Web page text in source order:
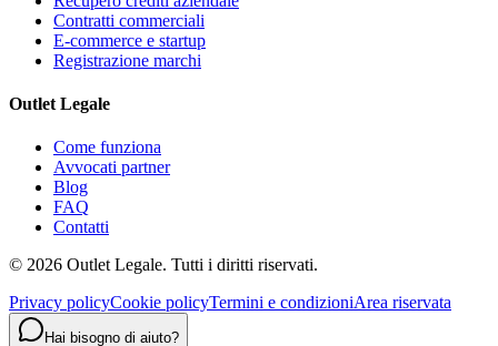
Contratti commerciali
E-commerce e startup
Registrazione marchi
Outlet Legale
Come funziona
Avvocati partner
Blog
FAQ
Contatti
© 2026 Outlet Legale. Tutti i diritti riservati.
Privacy policyCookie policyTermini e condizioniArea riservata
Hai bisogno di aiuto?